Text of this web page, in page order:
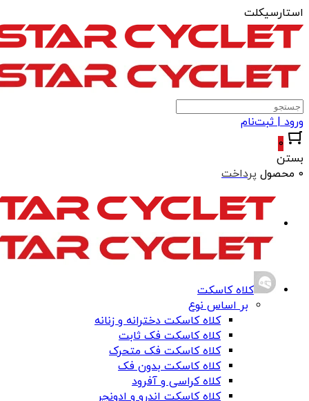
استارسیکلت
ورود | ثبت‌نام
0
بستن
0 محصول
پرداخت
کلاه کاسکت
بر اساس نوع
کلاه کاسکت دخترانه و زنانه
کلاه کاسکت فک ثابت
کلاه کاسکت فک متحرک
کلاه کاسکت بدون فک
کلاه کراسی و آفرود
کلاه کاسکت اندرو و ادونچر